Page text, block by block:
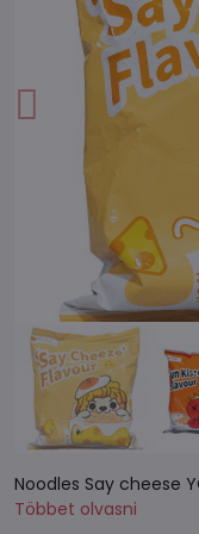
Noodles Say cheese
Többet olvasni